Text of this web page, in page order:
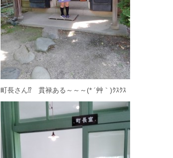
町長さん⁉ 貫禄ある～～～(* ´艸｀)ｸｽｸｽ